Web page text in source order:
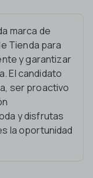
marca de
Tienda para
y garantizar
El candidato
ser proactivo
y disfrutas
la oportunidad